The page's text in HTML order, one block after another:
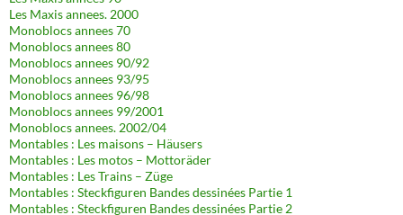
Les Maxis annees. 2000
Monoblocs annees 70
Monoblocs annees 80
Monoblocs annees 90/92
Monoblocs annees 93/95
Monoblocs annees 96/98
Monoblocs annees 99/2001
Monoblocs annees. 2002/04
Montables : Les maisons – Häusers
Montables : Les motos – Mottoräder
Montables : Les Trains – Züge
Montables : Steckfiguren Bandes dessinées Partie 1
Montables : Steckfiguren Bandes dessinées Partie 2